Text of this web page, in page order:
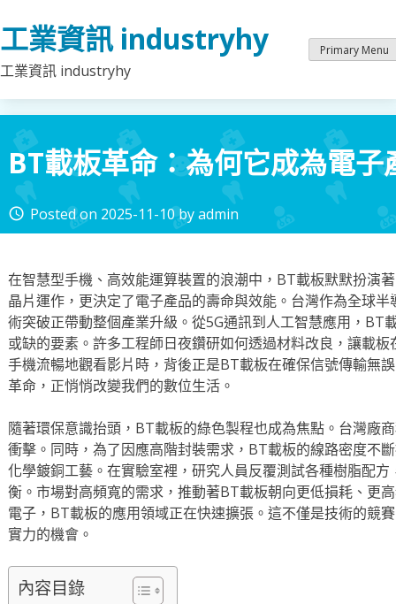
to
content
工業資訊 industryhy
工業資訊 industryhy
Primary Menu
BT載板革命：為何它成為電
access_time Posted on 2025-11-10byadmin
在智慧型手機、高效能運算裝置的浪潮中，BT載板默默扮演
晶片運作，更決定了電子產品的壽命與效能。台灣作為全球
術突破正帶動整個產業升級。從5G通訊到人工智慧應用，BT
或缺的要素。許多工程師日夜鑽研如何透過材料改良，讓載
手機流暢地觀看影片時，背後正是BT載板在確保信號傳輸無
革命，正悄悄改變我們的數位生活。
隨著環保意識抬頭，BT載板的綠色製程也成為焦點。台灣廠
衝擊。同時，為了因應高階封裝需求，BT載板的線路密度不
化學鍍銅工藝。在實驗室裡，研究人員反覆測試各種樹脂配
衡。市場對高頻寬的需求，推動著BT載板朝向更低損耗、更
電子，BT載板的應用領域正在快速擴張。這不僅是技術的競
實力的機會。
內容目錄